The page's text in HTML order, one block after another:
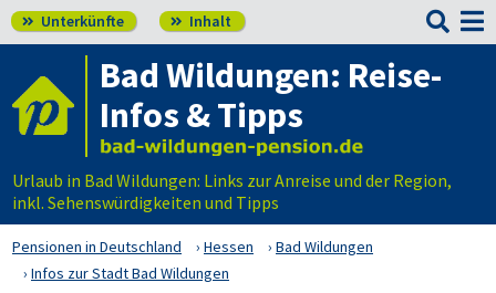
 Unterkünfte  Inhalt 
Bad Wildungen: Reise-
Infos & Tipps
Urlaub in Bad Wildungen: Links zur Anreise und der Region,
inkl. Sehenswürdigkeiten und Tipps
Pensionen in Deutschland Hessen
Bad Wildungen
Infos zur Stadt Bad Wildungen